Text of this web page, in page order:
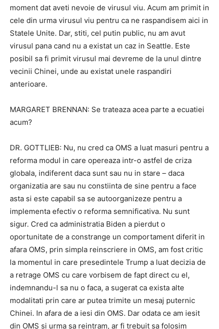
moment dat aveti nevoie de virusul viu. Acum am primit in
cele din urma virusul viu pentru ca ne raspandisem aici in
Statele Unite. Dar, stiti, cel putin public, nu am avut
virusul pana cand nu a existat un caz in Seattle. Este
posibil sa fi primit virusul mai devreme de la unul dintre
vecinii Chinei, unde au existat unele raspandiri
anterioare.
MARGARET BRENNAN: Se trateaza acea parte a ecuatiei
acum?
DR. GOTTLIEB: Nu, nu cred ca OMS a luat masuri pentru a
reforma modul in care opereaza intr-o astfel de criza
globala, indiferent daca sunt sau nu in stare – daca
organizatia are sau nu constiinta de sine pentru a face
asta si este capabil sa se autoorganizeze pentru a
implementa efectiv o reforma semnificativa. Nu sunt
sigur. Cred ca administratia Biden a pierdut o
oportunitate de a constrange un comportament diferit in
afara OMS, prin simpla reinscriere in OMS, am fost critic
la momentul in care presedintele Trump a luat decizia de
a retrage OMS cu care vorbisem de fapt direct cu el,
indemnandu-l sa nu o faca, a sugerat ca exista alte
modalitati prin care ar putea trimite un mesaj puternic
Chinei. In afara de a iesi din OMS. Dar odata ce am iesit
din OMS si urma sa reintram, ar fi trebuit sa folosim